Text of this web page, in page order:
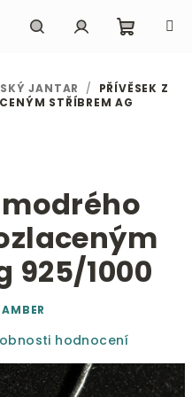
košík
JANTAR /
PŘÍVĚSEK Z
STŘÍBREM AG
925/1000
hodnocení